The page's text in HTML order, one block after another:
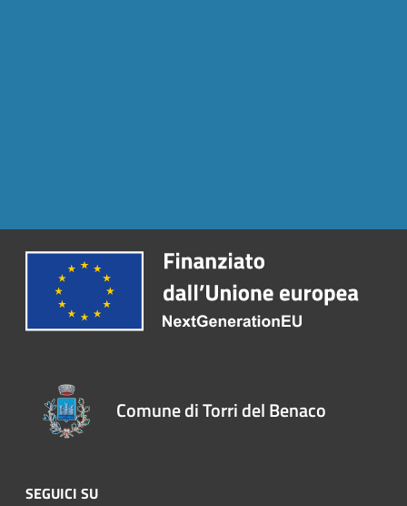
Comune di Torri del Benaco
SEGUICI SU